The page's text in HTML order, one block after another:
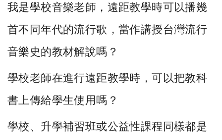
我是學校音樂老師，遠距教學時可以播幾
首不同年代的流行歌， 當作講授台灣流行
音樂史的教材解說嗎？
學校老師在進行遠距教學時，可以把教科
書上傳給學生使用嗎？
學校、 升學補習班或公益性課程同樣都是